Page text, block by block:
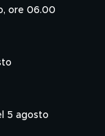
ore 06.00
5 agosto